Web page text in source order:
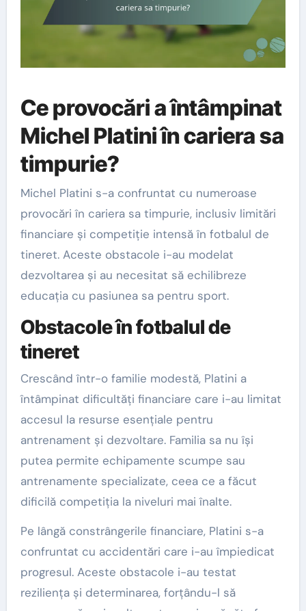
Ce provocări a întâmpinat
Michel Platini în cariera sa
timpurie?
Michel Platini s-a confruntat cu numeroase
provocări în cariera sa timpurie, inclusiv limitări
financiare și competiție intensă în fotbalul de
tineret. Aceste obstacole i-au modelat
dezvoltarea și au necesitat să echilibreze
educația cu pasiunea sa pentru sport.
Obstacole în fotbalul de
tineret
Crescând într-o familie modestă, Platini a
întâmpinat dificultăți financiare care i-au limitat
accesul la resurse esențiale pentru
antrenament și dezvoltare. Familia sa nu își
putea permite echipamente scumpe sau
antrenamente specializate, ceea ce a făcut
dificilă competiția la niveluri mai înalte.
Pe lângă constrângerile financiare, Platini s-a
confruntat cu accidentări care i-au împiedicat
progresul. Aceste obstacole i-au testat
reziliența și determinarea, forțându-l să